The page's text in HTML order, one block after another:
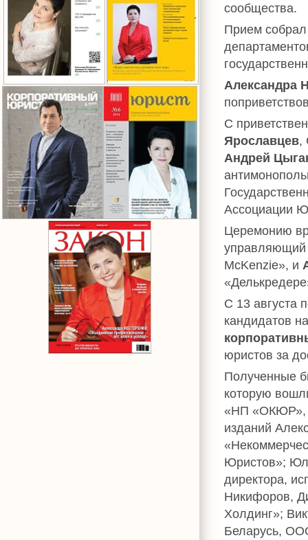
сообщества.
Прием собрал
Александра
С
Ярославцев,
Андрей
Ассоциации
Церемонию
управляющий
McKenzie», и
С 13 августа
кандидатов
юристов за
Полученные
которую
«НП «ОКЮР»,
изданий
Юристов»;
директора,
Никифоров,
Холдинг»;
Беларусь,